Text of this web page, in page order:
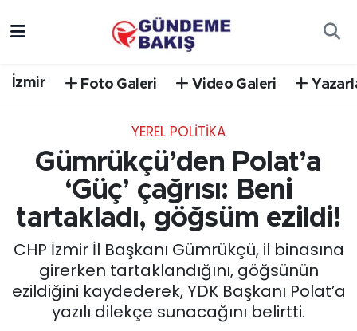
İzmir Foto Galeri Video Galeri
YEREL POLİTİKA
Gümrükçü’den Polat’a
‘Güç’ çağrısı: Beni
tartakladı, göğsüm ezildi!
CHP İzmir İl Başkanı Gümrükçü, il binasına
girerken tartaklandığını, göğsünün
ezildiğini kaydederek, YDK Başkanı Polat’a
yazılı dilekçe sunacağını belirtti.
EGE
EĞİTİM
EKONOMİ
English News
Trafik Durumu
Süper Lig Puan Durumu ve Fikstür
Tüm Manşetler
Son Dakika Haberleri
Haber Arşivi